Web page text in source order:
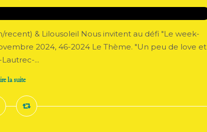
& Lilousoleil Nous invitent au défi "Le week-
2024, 46-2024 Le Thème. "Un peu de love et
...
la suite